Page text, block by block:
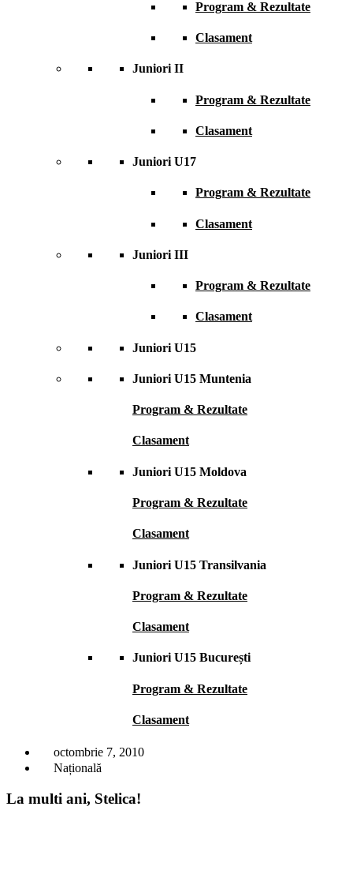
Program & Rezultate
Clasament
Juniori II
Program & Rezultate
Clasament
Juniori U17
Program & Rezultate
Clasament
Juniori III
Program & Rezultate
Clasament
Juniori U15
Juniori U15 Muntenia
Program & Rezultate
Clasament
Juniori U15 Moldova
Program & Rezultate
Clasament
Juniori U15 Transilvania
Program & Rezultate
Clasament
Juniori U15 București
Program & Rezultate
Clasament
octombrie 7, 2010
Națională
La multi ani, Stelica!